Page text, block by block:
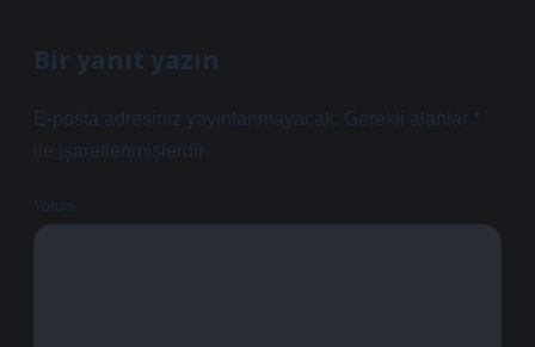
Bir yanıt yazın
E-posta adresiniz yayınlanmayacak. Gerekli alanlar *
ile işaretlenmişlerdir
Yorum